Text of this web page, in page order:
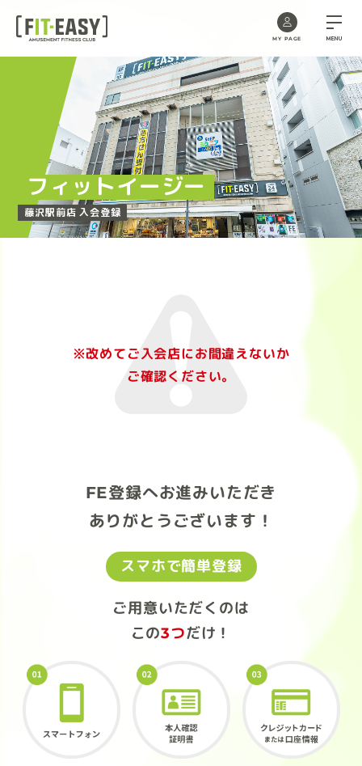
content
MY PAGE MENU
フィットイージー
藤沢駅前店 入会登録
※改めてご入会店にお間違えないか
ご確認ください。
FE登録へお進みいただき
ありがとうございます！
スマホで簡単登録
ご用意いただくのは
この3つだけ！